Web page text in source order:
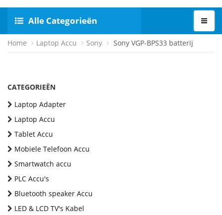
Alle Categorieën
Home Laptop Accu Sony Sony VGP-BPS33 batterij
CATEGORIEËN
Laptop Adapter
Laptop Accu
Tablet Accu
Mobiele Telefoon Accu
Smartwatch accu
PLC Accu's
Bluetooth speaker Accu
LED & LCD TV's Kabel